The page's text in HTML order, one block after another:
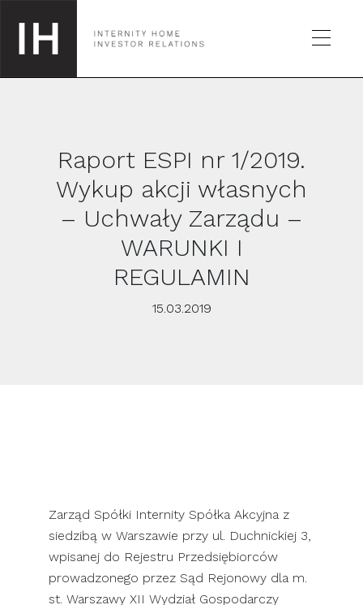
SPÓŁKA
GIEŁDA
Raport ESPI nr 1/2019.
Wykup akcji własnych
– Uchwały Zarządu –
WARUNKI I
REGULAMIN
15.03.2019
Zarząd Spółki Internity Spółka Akcyjna z
siedzibą w Warszawie przy ul. Duchnickiej 3,
wpisanej do Rejestru Przedsiębiorców
prowadzonego przez Sąd Rejonowy dla m.
st. Warszawy XII Wydział Gospodarczy